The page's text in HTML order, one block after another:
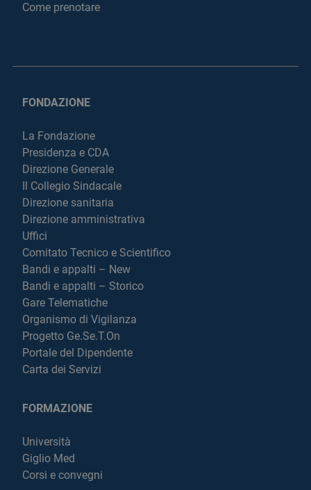
Come prenotare
FONDAZIONE
La Fondazione
Presidenza e CDA
Direzione Generale
Il Collegio Sindacale
Direzione sanitaria
Direzione amministrativa
Uffici
Comitato Tecnico e Scientifico
Bandi e appalti – New
Bandi e appalti – Storico
Gare Telematiche
Organismo di Vigilanza
Progetto Ge.Se.T.On
Portale del Dipendente
Carta dei Servizi
FORMAZIONE
Università
Giglio Med
Corsi e convegni